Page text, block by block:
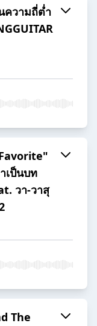
ความถี่ต่ำ
เป็นบท
วา-วาสุ
The